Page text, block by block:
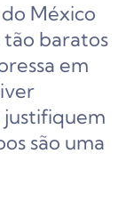
México
tão baratos
em
justifiquem
são uma